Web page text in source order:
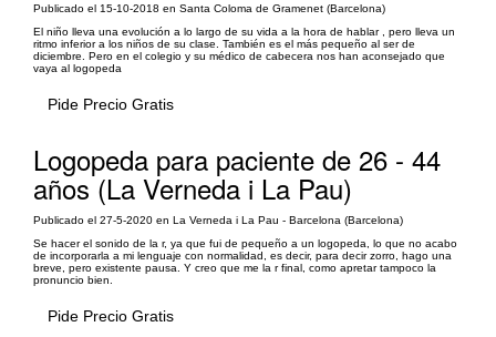
Publicado el 15-10-2018 en Santa Coloma de Gramenet (Barcelona)
El niño lleva una evolución a lo largo de su vida a la hora de hablar , pero lleva un
ritmo inferior a los niños de su clase. También es el más pequeño al ser de
diciembre. Pero en el colegio y su médico de cabecera nos han aconsejado que
vaya al logopeda
Pide Precio Gratis
Logopeda para paciente de 26 - 44
años (La Verneda i La Pau)
Publicado el 27-5-2020 en La Verneda i La Pau - Barcelona (Barcelona)
Se hacer el sonido de la r, ya que fui de pequeño a un logopeda, lo que no acabo
de incorporarla a mi lenguaje con normalidad, es decir, para decir zorro, hago una
breve, pero existente pausa. Y creo que me la r final, como apretar tampoco la
pronuncio bien.
Pide Precio Gratis